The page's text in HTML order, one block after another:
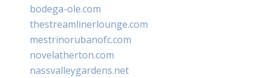
bodega-ole.com
thestreamlinerlounge.com
mestrinorubanofc.com
novelatherton.com
nassvalleygardens.net